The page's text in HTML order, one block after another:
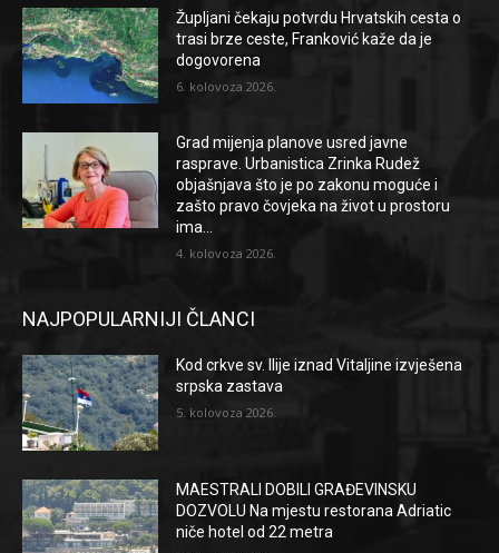
Župljani čekaju potvrdu Hrvatskih cesta o
trasi brze ceste, Franković kaže da je
dogovorena
6. kolovoza 2026.
Grad mijenja planove usred javne
rasprave. Urbanistica Zrinka Rudež
objašnjava što je po zakonu moguće i
zašto pravo čovjeka na život u prostoru
ima...
4. kolovoza 2026.
NAJPOPULARNIJI ČLANCI
Kod crkve sv. Ilije iznad Vitaljine izvješena
srpska zastava
5. kolovoza 2026.
MAESTRALI DOBILI GRAĐEVINSKU
DOZVOLU Na mjestu restorana Adriatic
niče hotel od 22 metra